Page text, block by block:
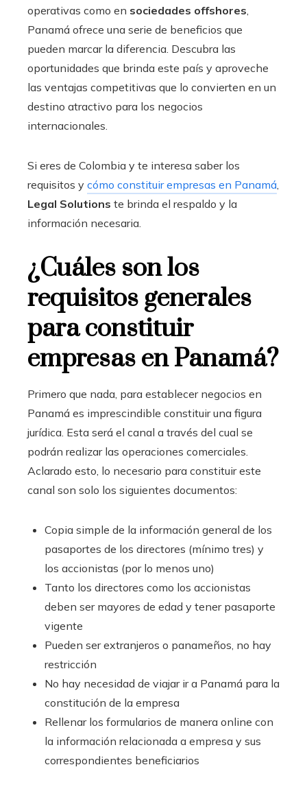
operativas como en sociedades offshores,
Panamá ofrece una serie de beneficios que
pueden marcar la diferencia. Descubra las
oportunidades que brinda este país y aproveche
las ventajas competitivas que lo convierten en un
destino atractivo para los negocios
internacionales.
Si eres de Colombia y te interesa saber los
requisitos y cómo constituir empresas en Panamá,
Legal Solutions te brinda el respaldo y la
información necesaria.
¿Cuáles son los
requisitos generales
para constituir
empresas en Panamá?
Primero que nada, para establecer negocios en
Panamá es imprescindible constituir una figura
jurídica. Esta será el canal a través del cual se
podrán realizar las operaciones comerciales.
Aclarado esto, lo necesario para constituir este
canal son solo los siguientes documentos:
Copia simple de la información general de los
pasaportes de los directores (mínimo tres) y
los accionistas (por lo menos uno)
Tanto los directores como los accionistas
deben ser mayores de edad y tener pasaporte
vigente
Pueden ser extranjeros o panameños, no hay
restricción
No hay necesidad de viajar ir a Panamá para la
constitución de la empresa
Rellenar los formularios de manera online con
la información relacionada a empresa y sus
correspondientes beneficiarios